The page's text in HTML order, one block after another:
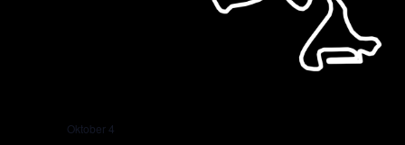
Oktober 4